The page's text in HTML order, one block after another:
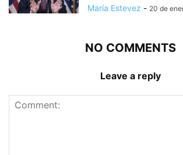
María Estevez - 20 de
NO COMMENTS
Leave a reply